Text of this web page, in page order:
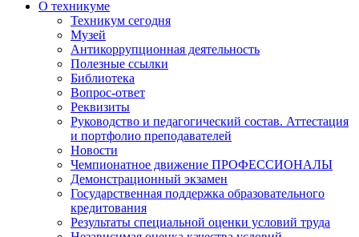
О техникуме
Техникум сегодня
Музей
Антикоррупционная деятельность
Полезные ссылки
Библиотека
Вопрос-ответ
Реквизиты
Руководство и педагогический состав. Аттестация
и портфолио преподавателей
Новости
Чемпионатное движение ПРОФЕССИОНАЛЫ
Демонстрационный экзамен
Государственная поддержка образовательного
кредитования
Результаты специальной оценки условий труда